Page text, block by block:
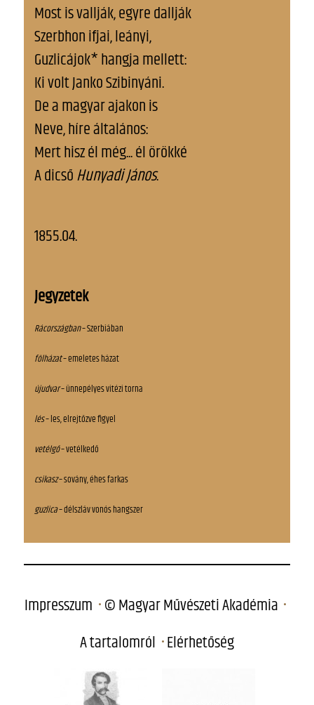
Most is vallják, egyre dallják
Szerbhon ifjai, leányi,
Guzlicájok* hangja mellett:
Ki volt Janko Szibinyáni.
De a magyar ajakon is
Neve, híre általános:
Mert hisz él még... él örökké
A dicsőHunyadiJános.
1855.04.
Jegyzetek
Rácországban– Szerbiában
fölházat– emeletes házat
újudvar– ünnepélyes vitézi torna
lés– les, elrejtőzve figyel
vetélgő– vetélkedő
csikasz– sovány, éhes farkas
guzlica– délszláv vonós hangszer
Impresszum © Magyar Művészeti Akadémia
A tartalomról Elérhetőség